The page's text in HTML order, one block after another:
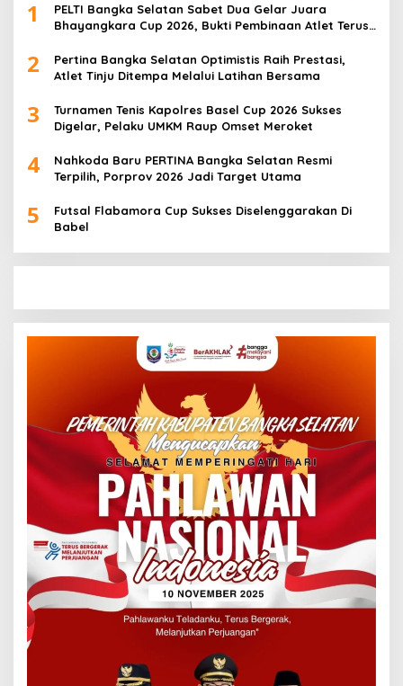
1
PELTI Bangka Selatan Sabet Dua Gelar Juara
Bhayangkara Cup 2026, Bukti Pembinaan Atlet Terus
2
Pertina Bangka Selatan Optimistis Raih Prestasi,
Atlet Tinju Ditempa Melalui Latihan Bersama
3
Turnamen Tenis Kapolres Basel Cup 2026 Sukses
Digelar, Pelaku UMKM Raup Omset Meroket
4
Nahkoda Baru PERTINA Bangka Selatan Resmi
Terpilih, Porprov 2026 Jadi Target Utama
5
Futsal Flabamora Cup Sukses Diselenggarakan Di
Babel